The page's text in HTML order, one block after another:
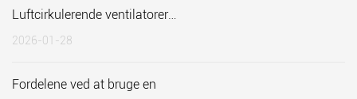
Luftcirkulerende ventilatorer
designet til ethvert rum
2026-01-28
Fordelene ved at bruge en